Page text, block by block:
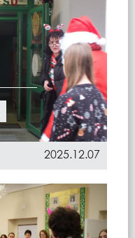
2025.12.07